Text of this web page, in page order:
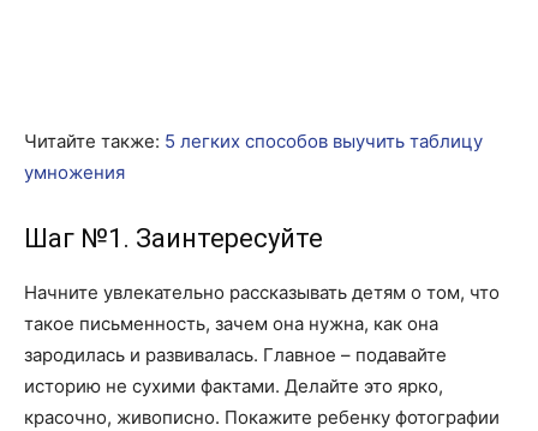
Читайте также: 5 легких способов выучить таблицу
умножения
Шаг №1. Заинтересуйте
Начните увлекательно рассказывать детям о том, что
такое письменность, зачем она нужна, как она
зародилась и развивалась. Главное – подавайте
историю не сухими фактами. Делайте это ярко,
красочно, живописно. Покажите ребенку фотографии